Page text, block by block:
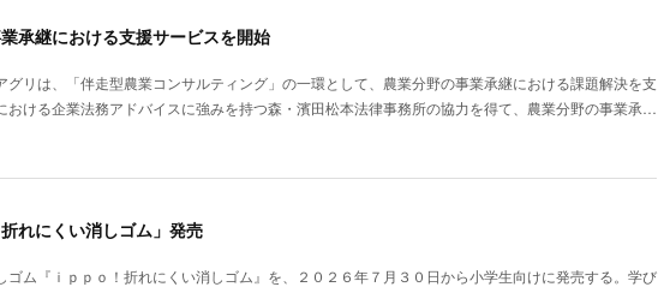
承継における支援サービスを開始
リは、「伴走型農業コンサルティング」の一環として、農業分野の事業承継における課題解決を支
ける企業法務アドバイスに強みを持つ森・濱田松本法律事務所の協力を得て、農業分野の事業承…
れにくい消しゴム」発売
ム『ｉｐｐｏ！折れにくい消しゴム』を、２０２６年７月３０日から小学生向けに発売する。学び